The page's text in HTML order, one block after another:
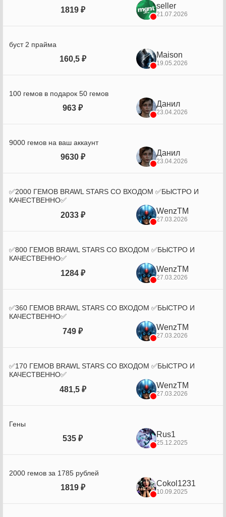
1819 ₽ seller
21.07.2026
буст 2 прайма
160,5 ₽ Maison
19.05.2026
100 гемов в подарок 50 гемов
963 ₽ Данил
23.04.2026
9000 гемов на ваш аккаунт
9630 ₽ Данил
23.04.2026
✅2000 ГЕМОВ BRAWL STARS СО ВХОДОМ ✅БЫСТРО И
КАЧЕСТВЕННО✅
2033 ₽ WenzTM
27.03.2026
✅800 ГЕМОВ BRAWL STARS СО ВХОДОМ ✅БЫСТРО И
КАЧЕСТВЕННО✅
1284 ₽ WenzTM
27.03.2026
✅360 ГЕМОВ BRAWL STARS СО ВХОДОМ ✅БЫСТРО И
КАЧЕСТВЕННО✅
749 ₽ WenzTM
27.03.2026
✅170 ГЕМОВ BRAWL STARS СО ВХОДОМ ✅БЫСТРО И
КАЧЕСТВЕННО✅
481,5 ₽ WenzTM
27.03.2026
Гены
535 ₽ Rus1
25.12.2025
2000 гемов за 1785 рублей
1819 ₽ Cokol1231
10.09.2025